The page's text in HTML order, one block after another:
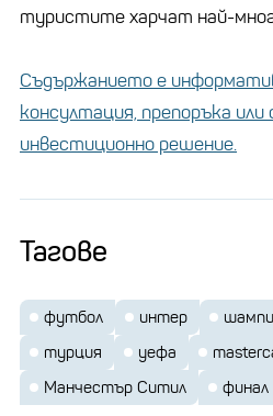
туристите харчат най-
Съдържанието е
консултация, препоръка
инвестиционно решение.
Тагове
футбол интер
турция
уефа
Манчестър Ситил
финал